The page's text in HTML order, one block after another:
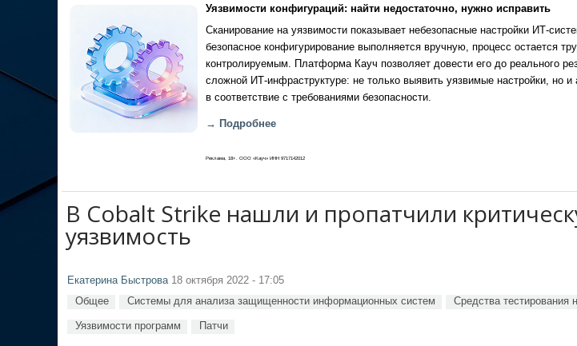
Уязвимости конфигураций: найти недостаточно, нужно исправить
Сканирование на уязвимости показывает небезопасные настройки ИТ-
безопасное конфигурирование выполняется вручную, процесс остается
контролируемым. Платформа Кауч позволяет довести его до реального
сложной ИТ-инфраструктуре: не только выявить уязвимые настройки, но и
в соответствие с требованиями безопасности.
→ Подробнее
Реклама, 18+. ООО «Кауч» ИНН 9717142012
В Cobalt Strike нашли и пропатчили
уязвимость
Екатерина Быстрова18 октября 2022 - 17:05
Общее Системы для анализа защищенности информационных систем Средства тестирования
Уязвимости программ Патчи